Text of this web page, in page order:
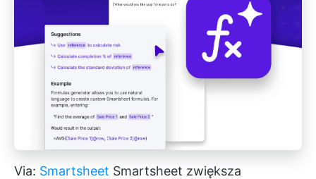
Via: Smartsheet Smartsheet zwiększa